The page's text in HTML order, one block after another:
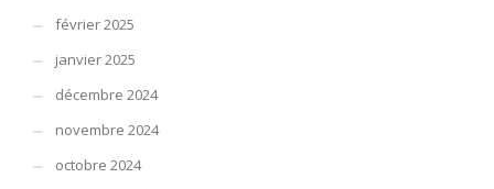
février 2025
janvier 2025
décembre 2024
novembre 2024
octobre 2024